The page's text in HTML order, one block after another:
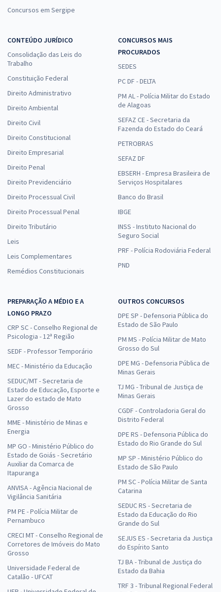
Concursos em Sergipe
CONTEÚDO JURÍDICO
Consolidação das Leis do
Trabalho
Constituição Federal
Direito Administrativo
Direito Ambiental
Direito Civil
Direito Constitucional
Direito Empresarial
Direito Penal
Direito Previdenciário
Direito Processual Civil
Direito Processual Penal
Direito Tributário
Leis
Leis Complementares
Remédios Constitucionais
CONCURSOS MAIS
PROCURADOS
SEDES
PC DF - DELTA
PM AL - Polícia Militar do Estado
de Alagoas
SEFAZ CE - Secretaria da
Fazenda do Estado do Ceará
PETROBRAS
SEFAZ DF
EBSERH - Empresa Brasileira de
Serviços Hospitalares
Banco do Brasil
IBGE
INSS - Instituto Nacional do
Seguro Social
PRF - Polícia Rodoviária Federal
PND
PREPARAÇÃO A MÉDIO E A
LONGO PRAZO
CRP SC - Conselho Regional de
Psicologia - 12ª Região
SEDF - Professor Temporário
MEC - Ministério da Educação
SEDUC/MT - Secretaria de
Estado de Educação, Esporte e
Lazer do estado de Mato
Grosso
MME - Ministério de Minas e
Energia
MP GO - Ministério Público do
Estado de Goiás - Secretário
Auxiliar da Comarca de
Itapuranga
ANVISA - Agência Nacional de
Vigilância Sanitária
PM PE - Polícia Militar de
Pernambuco
CRECI MT - Conselho Regional de
Corretores de Imóveis do Mato
Grosso
Universidade Federal de
Catalão - UFCAT
OUTROS CONCURSOS
DPE SP - Defensoria Pública do
Estado de São Paulo
PM MS - Polícia Militar de Mato
Grosso do Sul
DPE MG - Defensoria Pública de
Minas Gerais
TJ MG - Tribunal de Justiça de
Minas Gerais
CGDF - Controladoria Geral do
Distrito Federal
DPE RS - Defensoria Pública do
Estado do Rio Grande do Sul
MP SP - Ministério Público do
Estado de São Paulo
PM SC - Polícia Militar de Santa
Catarina
SEDUC RS - Secretaria de
Estado da Educação do Rio
Grande do Sul
SEJUS ES - Secretaria da Justiça
do Espírito Santo
TJ BA - Tribunal de Justiça do
Estado da Bahia
TRF 3 - Tribunal Regional Federal